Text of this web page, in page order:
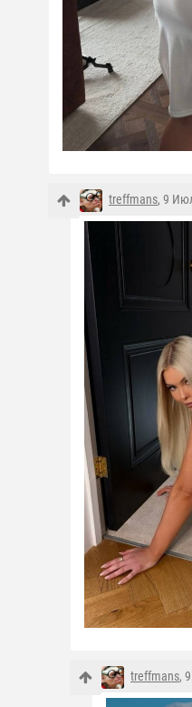
treffmans, 9
treffmans,